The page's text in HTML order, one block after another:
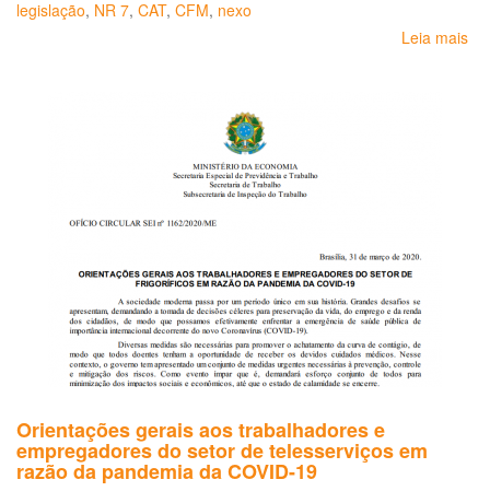
legislação, NR 7, CAT, CFM, nexo
Leia mais
Orientações gerais aos trabalhadores e
empregadores do setor de telesserviços em
razão da pandemia da COVID-19